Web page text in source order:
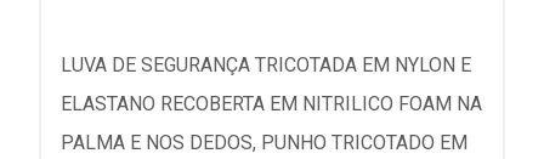
LUVA DE SEGURANÇA TRICOTADA EM NYLON E
ELASTANO RECOBERTA EM NITRILICO FOAM NA
PALMA E NOS DEDOS, PUNHO TRICOTADO EM